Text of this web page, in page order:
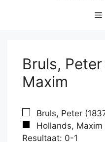
Bruls,
Maxim
Bruls, Peter
Hollands, Maxim
Resultaat: 0-1